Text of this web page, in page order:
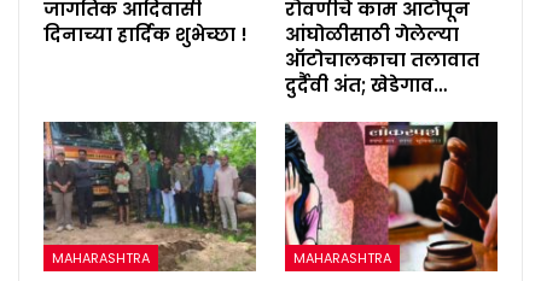
जागतिक आदिवासी
दिनाच्या हार्दिक शुभेच्छा !
रोवणीचे काम आटोपून
आंघोळीसाठी गेलेल्या
ऑटोचालकाचा तलावात
दुर्दैवी अंत; खेडेगाव…
MAHARASHTRA MAHARASHTRA